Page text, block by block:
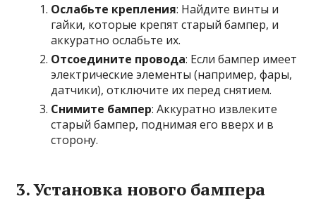
Ослабьте крепления: Найдите винты и
гайки, которые крепят старый бампер, и
аккуратно ослабьте их.
Отсоедините провода: Если бампер имеет
электрические элементы (например, фары,
датчики), отключите их перед снятием.
Снимите бампер: Аккуратно извлеките
старый бампер, поднимая его вверх и в
сторону.
3.Установка нового бампера